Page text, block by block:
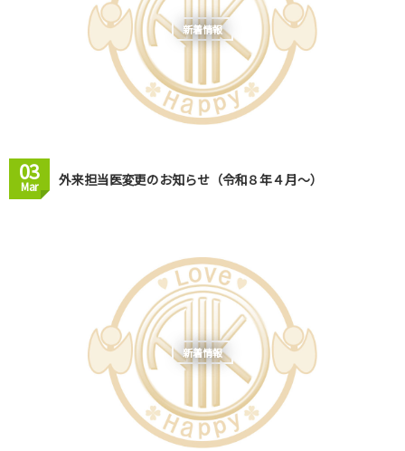
新着情報
03
Mar 外来担当医変更のお知らせ（令和８年４月～）
新着情報